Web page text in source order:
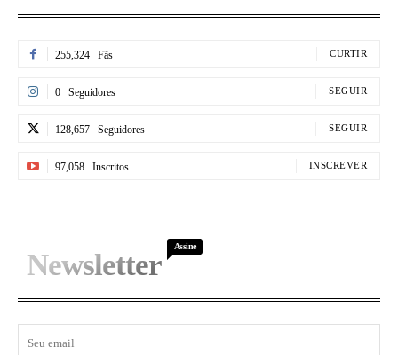
255,324 Fãs CURTIR
0 Seguidores SEGUIR
128,657 Seguidores SEGUIR
97,058 Inscritos INSCREVER
Newsletter
Assine